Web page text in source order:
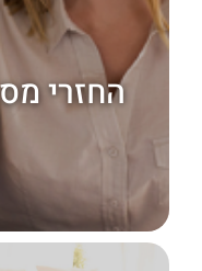
החזרי
החזרי